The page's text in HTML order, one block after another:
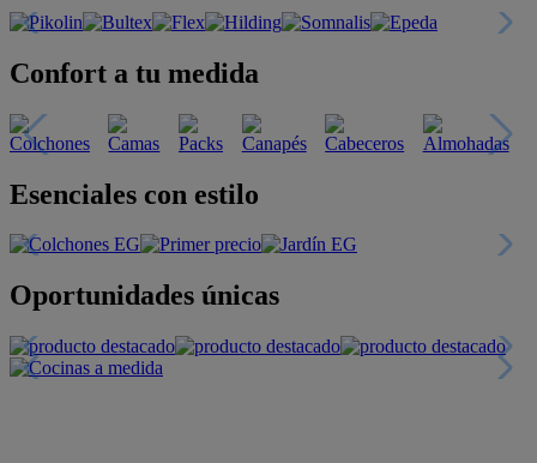
Confort a tu medida
Esenciales con estilo
Oportunidades únicas